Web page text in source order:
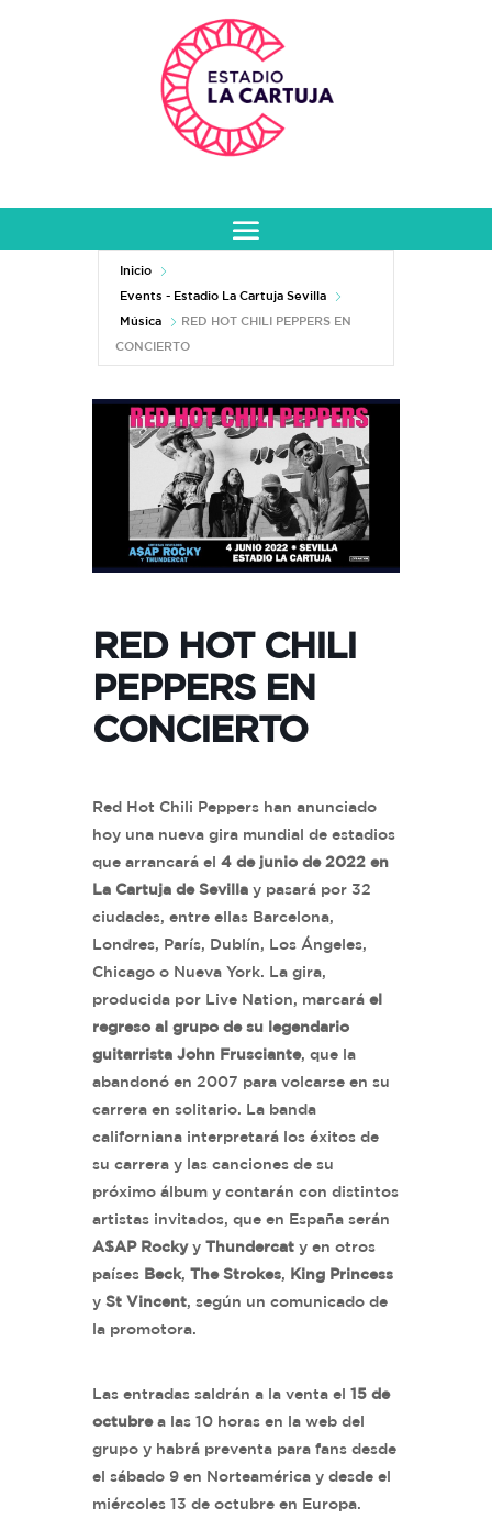
Inicio
Events - Estadio La Cartuja Sevilla
Música
RED HOT CHILI PEPPERS EN
CONCIERTO
RED HOT CHILI
PEPPERS EN
CONCIERTO
Red Hot Chili Peppers han anunciado
hoy una nueva gira mundial de estadios
que arrancará el 4 de junio de 2022 en
La Cartuja de Sevilla y pasará por 32
ciudades, entre ellas Barcelona,
Londres, París, Dublín, Los Ángeles,
Chicago o Nueva York. La gira,
producida por Live Nation, marcará el
regreso al grupo de su legendario
guitarrista John Frusciante, que la
abandonó en 2007 para volcarse en su
carrera en solitario. La banda
californiana interpretará los éxitos de
su carrera y las canciones de su
próximo álbum y contarán con distintos
artistas invitados, que en España serán
A$AP Rockyy Thundercat y en otros
países Beck, The Strokes, King Princess
y St Vincent, según un comunicado de
la promotora.
Las entradas saldrán a la venta el 15 de
octubrea las 10 horas en la web del
grupo y habrá preventa para fans desde
el sábado 9 en Norteamérica y desde el
miércoles 13 de octubre en Europa.